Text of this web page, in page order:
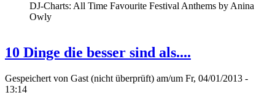
DJ-Charts: All Time Favourite Festival Anthems by Anina
Owly
10 Dinge die besser sind als....
Gespeichert von Gast (nicht überprüft) am/um Fr, 04/01/2013 -
13:14